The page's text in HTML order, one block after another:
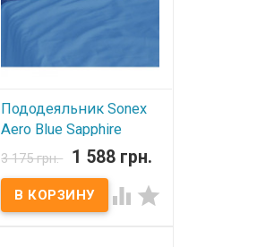
Пододеяльник Sonex
Aero Blue Sapphire
145х210 см
В наличии
Пододеяльник Sonex Aero
3 175 грн. 1 588 грн.
 